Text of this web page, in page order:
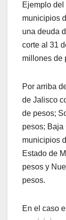
Ejemplo
municipios
una deuda
corte al 31
millones de
Por arriba
de Jalisco
de pesos;
pesos; Baja
municipios
Estado de
pesos y
pesos.
En el caso